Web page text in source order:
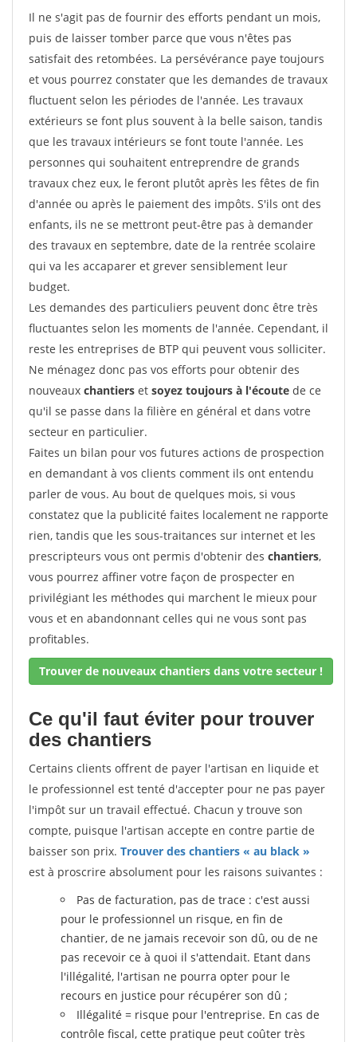
Il ne s'agit pas de fournir des efforts pendant un mois,
puis de laisser tomber parce que vous n'êtes pas
satisfait des retombées. La persévérance paye toujours
et vous pourrez constater que les demandes de travaux
fluctuent selon les périodes de l'année. Les travaux
extérieurs se font plus souvent à la belle saison, tandis
que les travaux intérieurs se font toute l'année. Les
personnes qui souhaitent entreprendre de grands
travaux chez eux, le feront plutôt après les fêtes de fin
d'année ou après le paiement des impôts. S'ils ont des
enfants, ils ne se mettront peut-être pas à demander
des travaux en septembre, date de la rentrée scolaire
qui va les accaparer et grever sensiblement leur
budget.
Les demandes des particuliers peuvent donc être très
fluctuantes selon les moments de l'année. Cependant, il
reste les entreprises de BTP qui peuvent vous solliciter.
Ne ménagez donc pas vos efforts pour obtenir des
nouveaux chantiers et soyez toujours à l'écoute de ce
qu'il se passe dans la filière en général et dans votre
secteur en particulier.
Faites un bilan pour vos futures actions de prospection
en demandant à vos clients comment ils ont entendu
parler de vous. Au bout de quelques mois, si vous
constatez que la publicité faites localement ne rapporte
rien, tandis que les sous-traitances sur internet et les
prescripteurs vous ont permis d'obtenir des chantiers,
vous pourrez affiner votre façon de prospecter en
privilégiant les méthodes qui marchent le mieux pour
vous et en abandonnant celles qui ne vous sont pas
profitables.
Trouver de nouveaux chantiers dans votre secteur !
Ce qu'il faut éviter pour trouver
des chantiers
Certains clients offrent de payer l'artisan en liquide et
le professionnel est tenté d'accepter pour ne pas payer
l'impôt sur un travail effectué. Chacun y trouve son
compte, puisque l'artisan accepte en contre partie de
baisser son prix. Trouver des chantiers « au black »
est à proscrire absolument pour les raisons suivantes :
Pas de facturation, pas de trace : c'est aussi
pour le professionnel un risque, en fin de
chantier, de ne jamais recevoir son dû, ou de ne
pas recevoir ce à quoi il s'attendait. Etant dans
l'illégalité, l'artisan ne pourra opter pour le
recours en justice pour récupérer son dû ;
Illégalité = risque pour l'entreprise. En cas de
contrôle fiscal, cette pratique peut coûter très